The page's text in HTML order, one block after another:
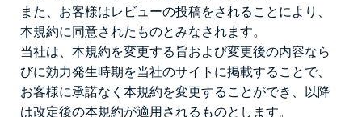
また、お客様はレビューの投稿をされることにより、
本規約に同意されたものとみなされます。
当社は、本規約を変更する旨および変更後の内容なら
びに効力発生時期を当社のサイトに掲載することで、
お客様に承諾なく本規約を変更することができ、以降
は改定後の本規約が適用されるものとします。